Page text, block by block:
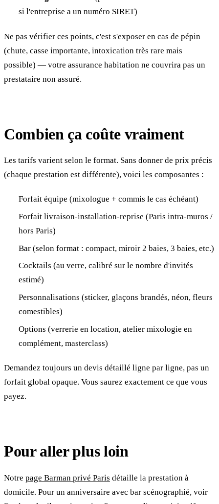
si l'entreprise a un numéro SIRET)
Ne pas vérifier ces points, c'est s'exposer en cas de pépin
(chute, casse importante, intoxication très rare mais
possible) — votre assurance habitation ne couvrira pas un
prestataire non assuré.
Combien ça coûte vraiment
Les tarifs varient selon le format. Sans donner de prix précis
(chaque prestation est différente), voici les composantes :
Forfait équipe (mixologue + commis le cas échéant)
Forfait livraison-installation-reprise (Paris intra-muros /
hors Paris)
Bar (selon format : compact, miroir 2 baies, 3 baies, etc.)
Cocktails (au verre, calibré sur le nombre d'invités
estimé)
Personnalisations (sticker, glaçons brandés, néon, fleurs
comestibles)
Options (verrerie en location, atelier mixologie en
complément, masterclass)
Demandez toujours un devis détaillé ligne par ligne, pas un
forfait global opaque. Vous saurez exactement ce que vous
payez.
Pour aller plus loin
Notre page Barman privé Paris détaille la prestation à
domicile. Pour un anniversaire avec bar scénographié, voir